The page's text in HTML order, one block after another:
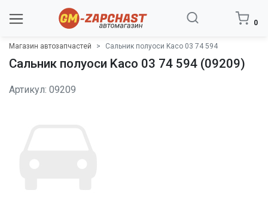
0
Магазин автозапчастей Сальник полуоси Kaco 03 74 594
Сальник полуоси Kaco 03 74 594 (09209)
Артикул: 09209